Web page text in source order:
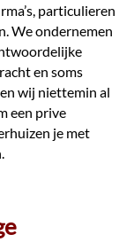
particulieren
We ondernemen
en soms
wij niettemin al
een prive
je met